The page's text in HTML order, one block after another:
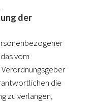
der
vom
die
zu verlangen,